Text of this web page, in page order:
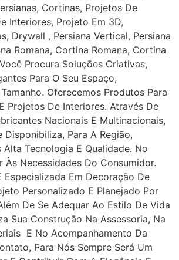
Cortinas, Projetos De
Interiores, Projeto Em 3D,
Drywall , Persiana Vertical, Persiana
Romana, Cortina Romana, Cortina
Procura Soluções Criativas,
Para O Seu Espaço,
Oferecemos Produtos Para
Projetos De Interiores. Através De
Nacionais E Multinacionais,
Disponibiliza, Para A Região,
Alta Tecnologia E Qualidade. No
Às Necessidades Do Consumidor.
Especializada Em Decoração De
Personalizado E Planejado Por
De Se Adequar Ao Estilo De Vida
Sua Construção Na Assessoria, Na
E No Acompanhamento Da
Para Nós Sempre Será Um